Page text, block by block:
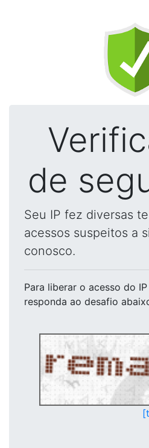
de
Seu IP fez diversas
acessos suspeitos a
conosco.
Para liberar o acesso do IP
responda ao desafio